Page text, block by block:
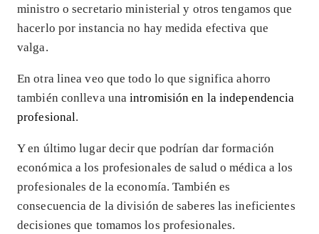
ministro o secretario ministerial y otros tengamos que
hacerlo por instancia no hay medida efectiva que
valga.
En otra linea veo que todo lo que significa ahorro
también conlleva unaintromisión en la independencia
profesional.
Y en último lugar decir que podrían dar formación
económica a los profesionales de salud o médica a los
profesionales de la economía. También es
consecuencia de la división de saberes las ineficientes
decisiones que tomamos los profesionales.